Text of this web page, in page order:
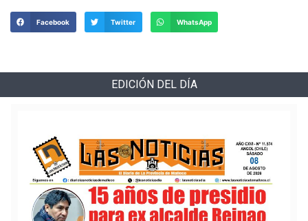
Facebook Twitter WhatsApp
EDICIÓN DEL DÍA